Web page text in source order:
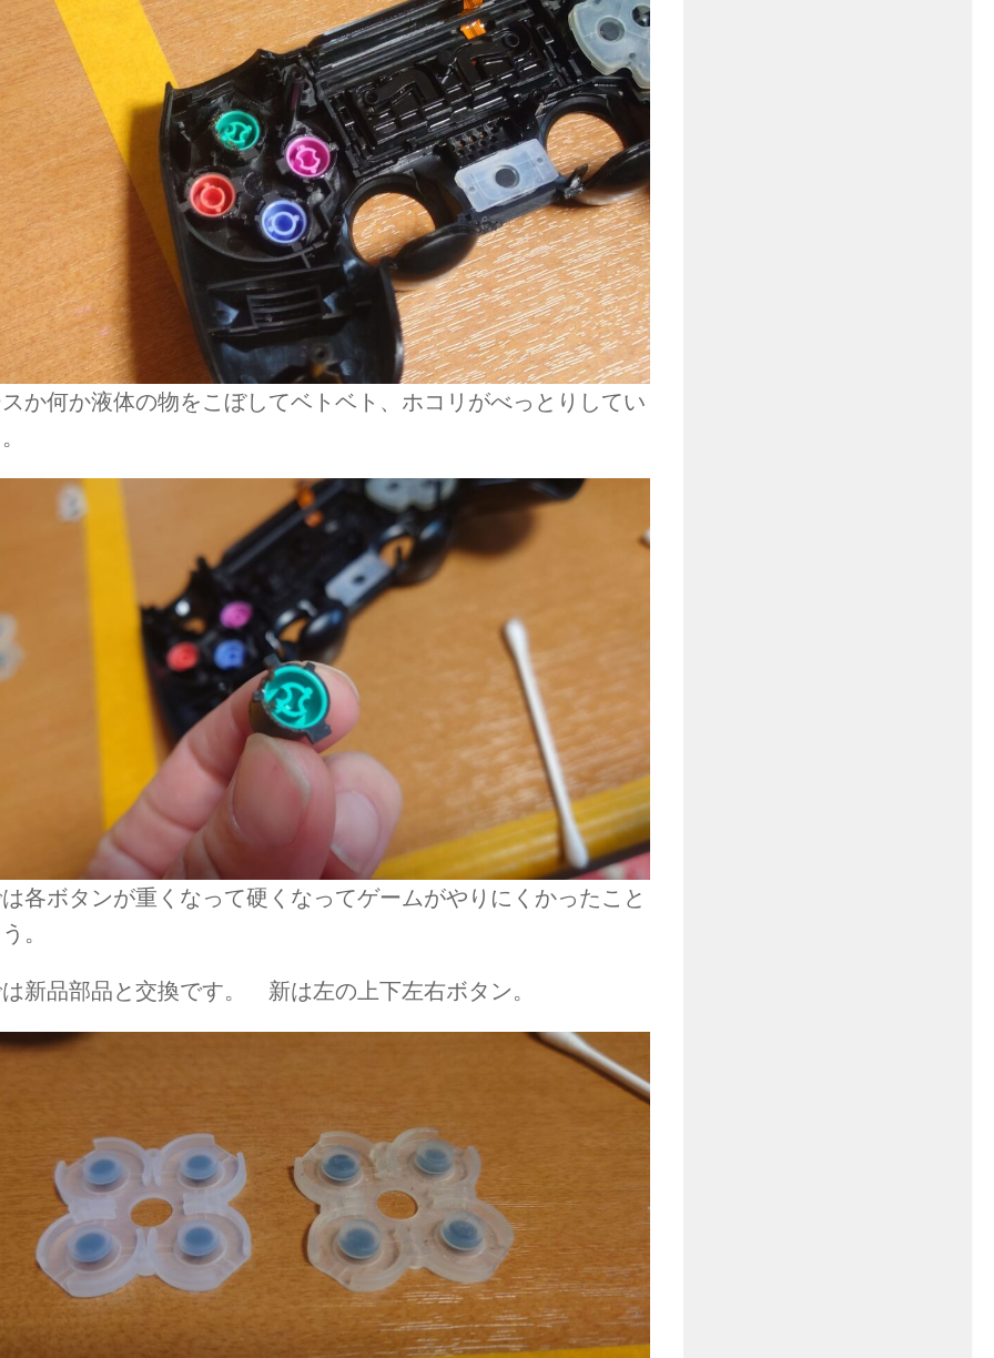
か何か液体の物をこぼしてベトベト、ホコリがべっとりしてい
各ボタンが重くなって硬くなってゲームがやりにくかったこと
。
新品部品と交換です。 新は左の上下左右ボタン。